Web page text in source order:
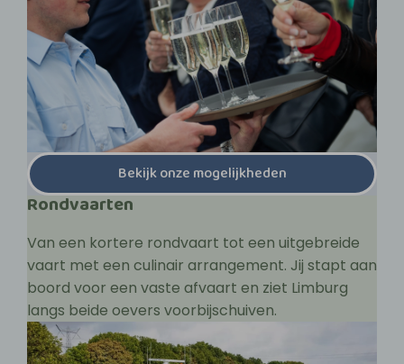
Bekijk onze mogelijkheden
Rondvaarten
Van een kortere rondvaart tot een uitgebreide
vaart met een culinair arrangement. Jij stapt aan
boord voor een vaste afvaart en ziet Limburg
langs beide oevers voorbijschuiven.